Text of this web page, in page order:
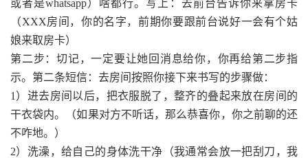
或者是whatsapp）啥都行。写上：去前台告诉你来拿房卡
（XXX房间，你的名字，前期你要跟前台说好一会有个姑
娘来取房卡）
第二步：切记，一定要让她回消息给你，你再给第二步指
示。第二条短信：去房间按照你接下来书写的步骤做：
1）进去房间以后，把衣服脱了，整齐的叠起来放在房间的
干衣袋内。（如果对方不听话，那么恭喜你，你之前聊的还
不咋地。）
2）洗澡，给自己的身体洗干净（我通常会放一把刮刀，我